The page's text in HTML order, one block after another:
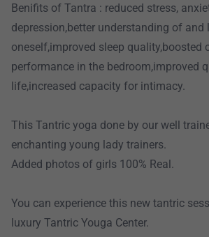
Benifits of Tantra : reduced stress,
depression,better understanding of and
oneself,improved sleep quality,boosted
performance in the bedroom,improved
life,increased capacity for intimacy.
This Tantric yoga done by our well
enchanting young lady trainers.
Added photos of girls 100% Real.
You can experience this new tantric
luxury Tantric Youga Center.